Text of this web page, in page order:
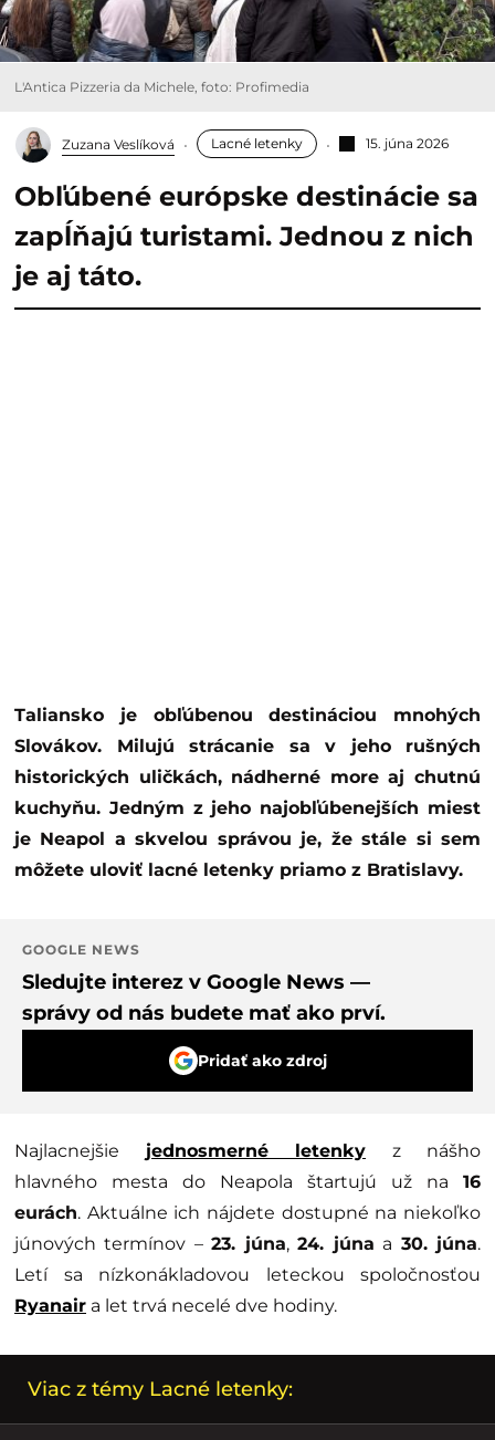
L'Antica Pizzeria da Michele, foto: Profimedia
Zuzana Veslíková Lacné letenky 15. júna 2026
Obľúbené európske destinácie sa
zapĺňajú turistami. Jednou z nich
je aj táto.
Taliansko je obľúbenou destináciou mnohých
Slovákov. Milujú strácanie sa v jeho rušných
historických uličkách, nádherné more aj chutnú
kuchyňu. Jedným z jeho najobľúbenejších miest
je Neapol a skvelou správou je, že stále si sem
môžete uloviť lacné letenky priamo z Bratislavy.
GOOGLE NEWS
Sledujte interez v Google News —
správy od nás budete mať ako prví.
Pridať ako zdroj
Najlacnejšie jednosmerné letenky z nášho
hlavného mesta do Neapola štartujú už na 16
eurách. Aktuálne ich nájdete dostupné na niekoľko
júnových termínov –23. júna,24. júna a 30. júna.
Letí sa nízkonákladovou leteckou spoločnosťou
Ryanair a let trvá necelé dve hodiny.
Viac z témy Lacné letenky: